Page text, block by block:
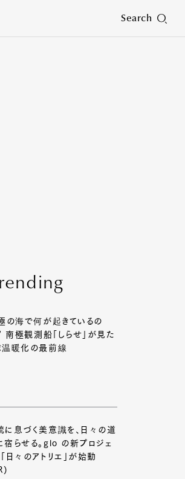
Search
の海で何が起きているの
南極観測船「しらせ」が見た
暖化の最前線
に息づく美意識を、日々の道
宿らせる。glo の新プロジェ
「日々のアトリエ」が始動